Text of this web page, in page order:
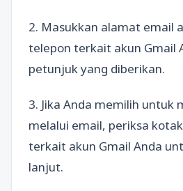
2. Masukkan alamat email
telepon terkait akun Gmail
petunjuk yang diberikan.
3. Jika Anda memilih untuk
melalui email, periksa
terkait akun Gmail Anda
lanjut.